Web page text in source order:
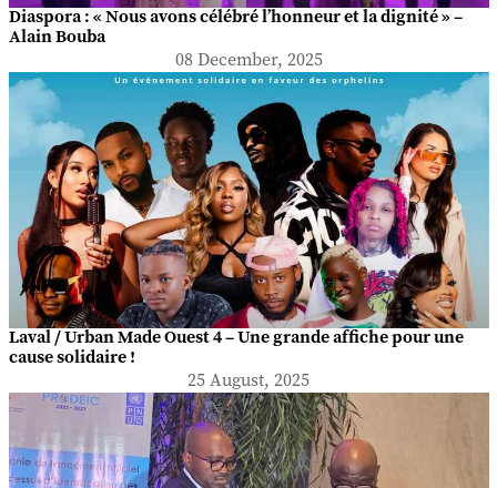
Diaspora : « Nous avons célébré l’honneur et la dignité » –
Alain Bouba
08 December, 2025
Laval / Urban Made Ouest 4 – Une grande affiche pour une
cause solidaire !
25 August, 2025